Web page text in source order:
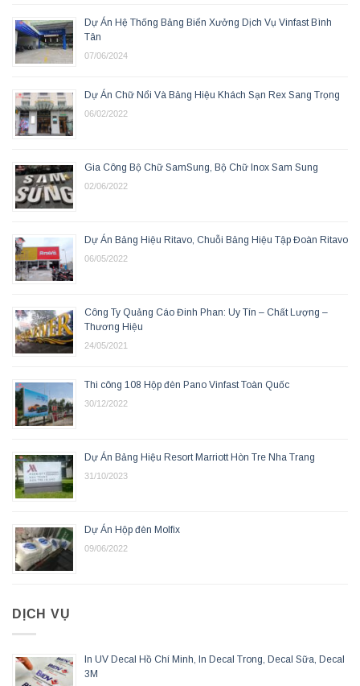
Dự Án Hệ Thống Bảng Biển Xưởng Dịch Vụ Vinfast Bình
Tân
07/06/2024
Dự Án Chữ Nổi Và Bảng Hiệu Khách Sạn Rex Sang Trọng
06/02/2022
Gia Công Bộ Chữ SamSung, Bộ Chữ Inox Sam Sung
02/06/2022
Dự Án Bảng Hiệu Ritavo, Chuỗi Bảng Hiệu Tập Đoàn Ritavo
06/05/2022
Công Ty Quảng Cáo Đinh Phan: Uy Tín – Chất Lượng –
Thương Hiệu
24/05/2021
Thi công 108 Hộp đèn Pano Vinfast Toàn Quốc
30/12/2022
Dự Án Bảng Hiệu Resort Marriott Hòn Tre Nha Trang
31/10/2023
Dự Án Hộp đèn Molfix
09/06/2022
DỊCH VỤ
In UV Decal Hồ Chí Minh, In Decal Trong, Decal Sữa, Decal
3M